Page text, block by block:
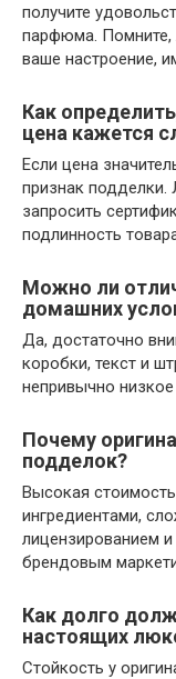
получите
парфюма. Помните,
ваше настроение,
Как
цена кажется
Если цена
признак подделки.
запросить
подлинность
Можно ли
домашних
Да, достаточно
коробки, текст и
непривычно
Почему
подделок?
Высокая
ингредиентами,
лицензированием
брендовым
Как долго
настоящих
Стойкость у